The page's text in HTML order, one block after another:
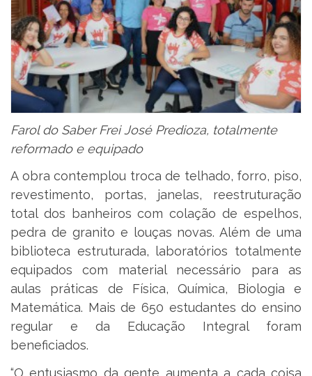
Farol do Saber Frei José Predioza, totalmente
reformado e equipado
A obra contemplou troca de telhado, forro, piso,
revestimento, portas, janelas, reestruturação
total dos banheiros com colação de espelhos,
pedra de granito e louças novas. Além de uma
biblioteca estruturada, laboratórios totalmente
equipados com material necessário para as
aulas práticas de Física, Química, Biologia e
Matemática. Mais de 650 estudantes do ensino
regular e da Educação Integral foram
beneficiados.
“O entusiasmo da gente aumenta a cada coisa